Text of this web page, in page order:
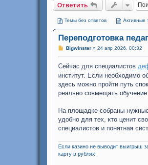
Ответить
Темы без ответов Активные
Переподготовка
С
б
е
н
и
е
Bigwinster» 24 апр 2026, 00:32
Сейчас для специалистов
институт. Если необходимо
здесь можно пройти путь
реально совмещать
На площадке собраны
удобно для тех, кто ценит
специалистов и понятная
Если казино не выводит выигрыш
карту в рублях.